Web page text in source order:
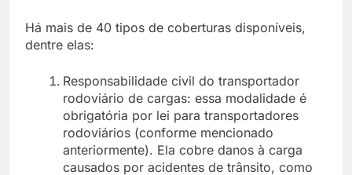
Há mais de 40 tipos de coberturas disponíveis,
dentre elas:
Responsabilidade civil do transportador
rodoviário de cargas: essa modalidade é
obrigatória por lei para transportadores
rodoviários (conforme mencionado
anteriormente). Ela cobre danos à carga
causados por acidentes de trânsito, como